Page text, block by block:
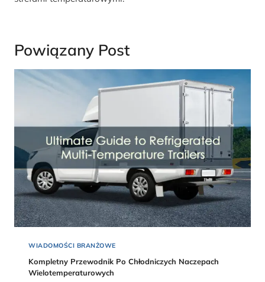
Powiązany Post
WIADOMOŚCI BRANŻOWE
Kompletny Przewodnik Po Chłodniczych Naczepach
Wielotemperaturowych